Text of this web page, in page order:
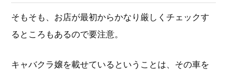
そもそも、お店が最初からかなり厳しくチェックす
るところもあるので要注意。
キャバクラ嬢を載せているということは、その車を